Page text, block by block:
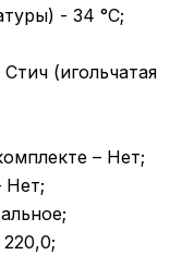
- 34 °С;
(игольчатая
– Нет;
Нет;